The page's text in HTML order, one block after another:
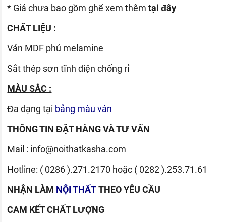
* Giá chưa bao gồm ghế xem thêmtại đây
CHẤT LIỆU :
Ván MDF phủ melamine
Sắt thép sơn tĩnh điện chống rỉ
MÀU SẮC :
Đa dạng tại bảng màu ván
THÔNG TIN ĐẶT HÀNG VÀ TƯ VẤN
Mail : info@noithatkasha.com
Hotline: ( 0286 ).271.2170 hoặc ( 0282 ).253.71.61
NHẬN LÀM NỘI THẤTTHEO YÊU CẦU
CAM KẾT CHẤT LƯỢNG